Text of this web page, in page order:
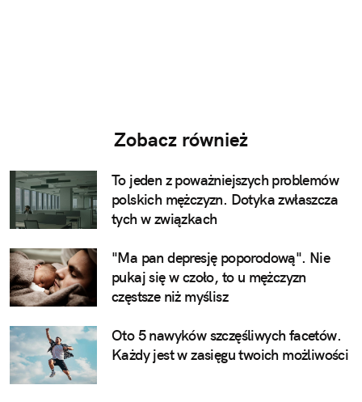
Zobacz również
To jeden z poważniejszych problemów
polskich mężczyzn. Dotyka zwłaszcza
tych w związkach
"Ma pan depresję poporodową". Nie
pukaj się w czoło, to u mężczyzn
częstsze niż myślisz
Oto 5 nawyków szczęśliwych facetów.
Każdy jest w zasięgu twoich możliwości